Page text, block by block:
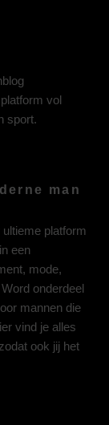
vol
sport.
man
platform
een
mode,
onderdeel
mannen die
vind je alles
ook jij het